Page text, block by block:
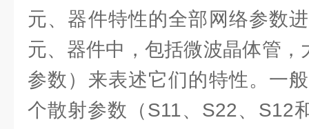
元、器件特性的全部网络参数
元、器件中，包括微波晶体管
参数）来表述它们的特性。一
个散射参数（S11、S22、S12